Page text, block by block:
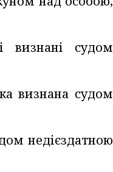
судом
визнана судом
недієздатною